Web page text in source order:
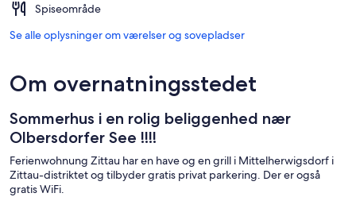
Spiseområde
Se alle oplysninger om værelser og sovepladser
Om overnatningsstedet
Sommerhus i en rolig beliggenhed nær
Olbersdorfer See !!!!
Ferienwohnung Zittau har en have og en grill i Mittelherwigsdorf i
Zittau-distriktet og tilbyder gratis privat parkering. Der er også
gratis WiFi.